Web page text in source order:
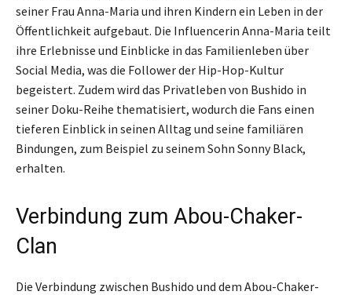
seiner Frau Anna-Maria und ihren Kindern ein Leben in der
Öffentlichkeit aufgebaut. Die Influencerin Anna-Maria teilt
ihre Erlebnisse und Einblicke in das Familienleben über
Social Media, was die Follower der Hip-Hop-Kultur
begeistert. Zudem wird das Privatleben von Bushido in
seiner Doku-Reihe thematisiert, wodurch die Fans einen
tieferen Einblick in seinen Alltag und seine familiären
Bindungen, zum Beispiel zu seinem Sohn Sonny Black,
erhalten.
Verbindung zum Abou-Chaker-
Clan
Die Verbindung zwischen Bushido und dem Abou-Chaker-